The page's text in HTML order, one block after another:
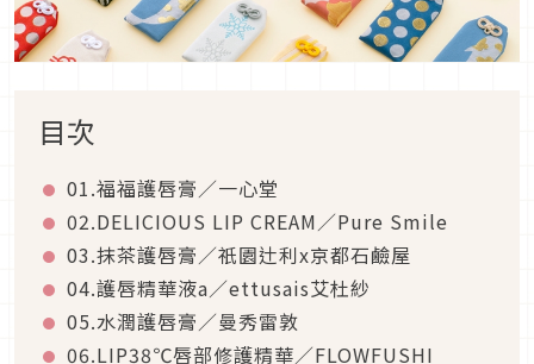
目次
01.福福護唇膏／一心堂
02.DELICIOUS LIP CREAM／Pure Smile
03.抹茶護唇膏／祇園辻利x京都石鹼屋
04.護唇精華液a／ettusais艾杜紗
05.水潤護唇膏／曼秀雷敦
06.LIP38℃唇部修護精華／FLOWFUSHI